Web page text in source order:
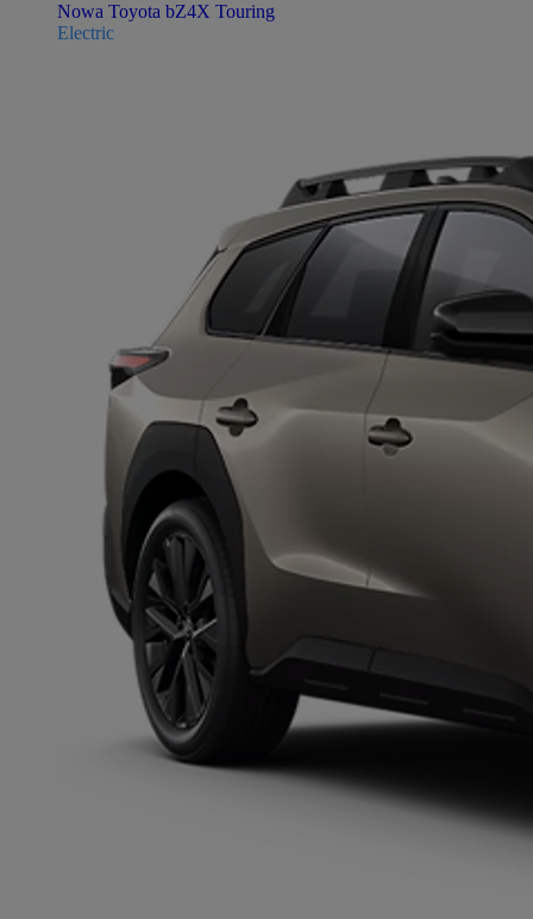
Nowa Toyota bZ4X Touring
Electric